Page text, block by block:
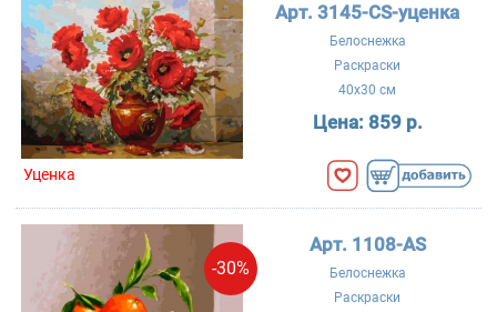
Арт. 3145-CS-уценка
Белоснежка
Раскраски
40x30 см
Цена: 859 р.
Уценка
-30%
Арт. 1108-AS
Белоснежка
Раскраски